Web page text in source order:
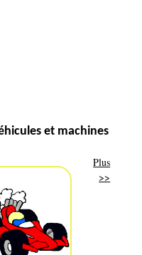
et machines
Plus
>>